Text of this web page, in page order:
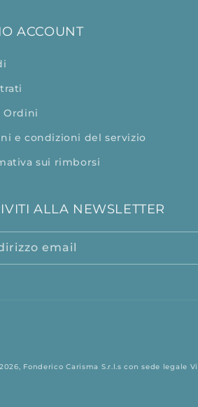
ACCOUNT
Ordini
e condizioni del servizio
sui rimborsi
ALLA NEWSLETTER
email
Fonderico Carisma S.r.l.s con sede legale